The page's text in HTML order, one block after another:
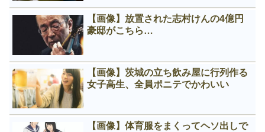
【画像】放置された志村けんの4億円
豪邸がこちら…
【画像】茨城の立ち飲み屋に行列作る
女子高生、全員ポニテでかわいい
【画像】体育服をまくってヘソ出しで